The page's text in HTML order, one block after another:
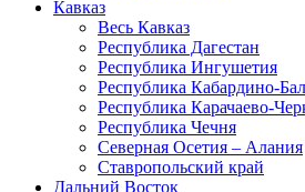
Кавказ
Весь Кавказ
Республика Дагестан
Республика Ингушетия
Республика Кабардино-
Республика Карачаево-
Республика Чечня
Северная Осетия – Алания
Ставропольский край
Дальний Восток